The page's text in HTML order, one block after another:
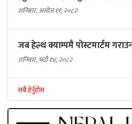
शनिबार, असोज ११, २०८२
जब हेल्थ क्याम्पमै पोस्टमार्टम
शनिबार, भदौ १४, २०८२
सबै हेर्नुहोस